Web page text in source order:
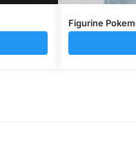
Figurine